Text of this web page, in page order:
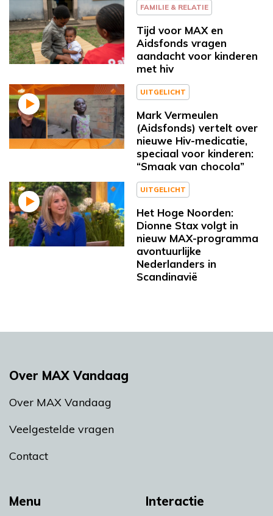
FAMILIE & RELATIE
Tijd voor MAX en
Aidsfonds vragen
aandacht voor kinderen
met hiv
UITGELICHT
Mark Vermeulen
(Aidsfonds) vertelt over
nieuwe Hiv-medicatie,
speciaal voor kinderen:
“Smaak van chocola”
UITGELICHT
Het Hoge Noorden:
Dionne Stax volgt in
nieuw MAX-programma
avontuurlijke
Nederlanders in
Scandinavië
Menu Interactie
Over MAX Vandaag
Over MAX Vandaag
Veelgestelde vragen
Contact